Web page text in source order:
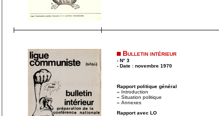
Bulletin intérieur
- N° 3
- Date : novembre 1970
Rapport politique général
– Introduction
– Situation politique
– Annexes
Rapport avec LO